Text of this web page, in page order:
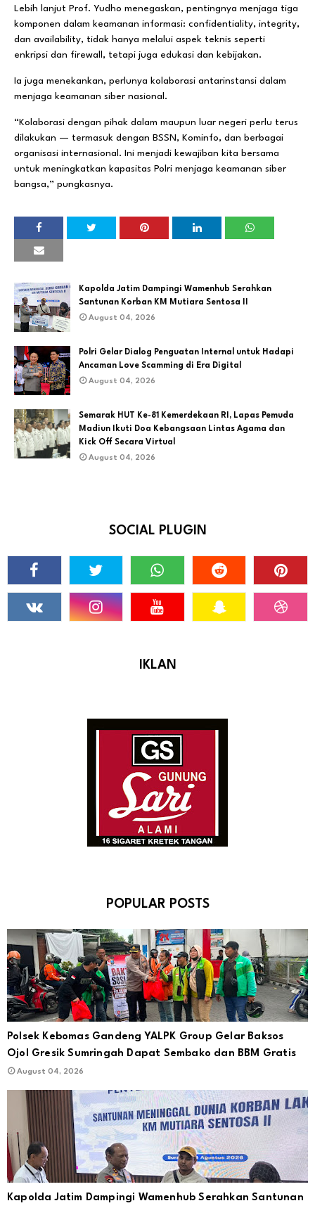
Lebih lanjut Prof. Yudho menegaskan, pentingnya menjaga tiga
komponen dalam keamanan informasi: confidentiality, integrity,
dan availability, tidak hanya melalui aspek teknis seperti
enkripsi dan firewall, tetapi juga edukasi dan kebijakan.
Ia juga menekankan, perlunya kolaborasi antarinstansi dalam
menjaga keamanan siber nasional.
“Kolaborasi dengan pihak dalam maupun luar negeri perlu terus
dilakukan — termasuk dengan BSSN, Kominfo, dan berbagai
organisasi internasional. Ini menjadi kewajiban kita bersama
untuk meningkatkan kapasitas Polri menjaga keamanan siber
bangsa,” pungkasnya.
Kapolda Jatim Dampingi Wamenhub Serahkan
Santunan Korban KM Mutiara Sentosa II
August 04, 2026
Polri Gelar Dialog Penguatan Internal untuk Hadapi
Ancaman Love Scamming di Era Digital
August 04, 2026
Semarak HUT Ke-81 Kemerdekaan RI, Lapas Pemuda
Madiun Ikuti Doa Kebangsaan Lintas Agama dan
Kick Off Secara Virtual
August 04, 2026
SOCIAL PLUGIN
IKLAN
POPULAR POSTS
Polsek Kebomas Gandeng YALPK Group Gelar Baksos
Ojol Gresik Sumringah Dapat Sembako dan BBM Gratis
August 04, 2026
Kapolda Jatim Dampingi Wamenhub Serahkan Santunan